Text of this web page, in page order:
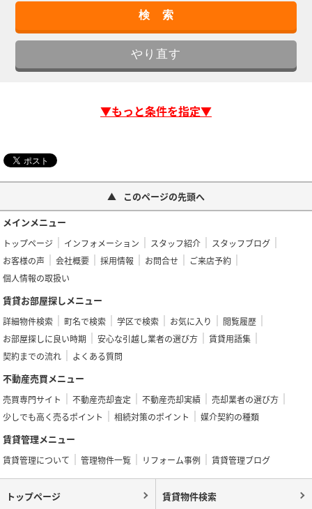
▼もっと条件を指定▼
このページの先頭へ
メインメニュー
トップページ インフォメーション スタッフ紹介
スタッフブログ
お客様の声
会社概要 採用情報 お問合せ
ご来店予約
個人情報の取扱い
賃貸お部屋探しメニュー
詳細物件検索 町名で検索 学区で検索 お気に入り
閲覧履歴
お部屋探しに良い時期
安心な引越し業者の選び方
賃貸用語集
契約までの流れ
よくある質問
不動産売買メニュー
売買専門サイト 不動産売却査定 不動産売却実績
売却業者の選び方
少しでも高く売るポイント
相続対策のポイント 媒介契約の種類
賃貸管理メニュー
賃貸管理について 管理物件一覧 リフォーム事例 賃貸管理ブログ
トップページ 賃貸物件検索